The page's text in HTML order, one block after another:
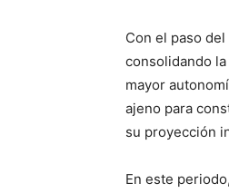
Con el paso
consolidando
mayor
ajeno para
su proyección
En este